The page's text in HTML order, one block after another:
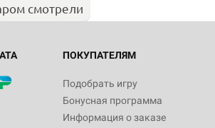
смотрели
ПОКУПАТЕЛЯМ
Подобрать игру
Бонусная программа
Информация о заказе